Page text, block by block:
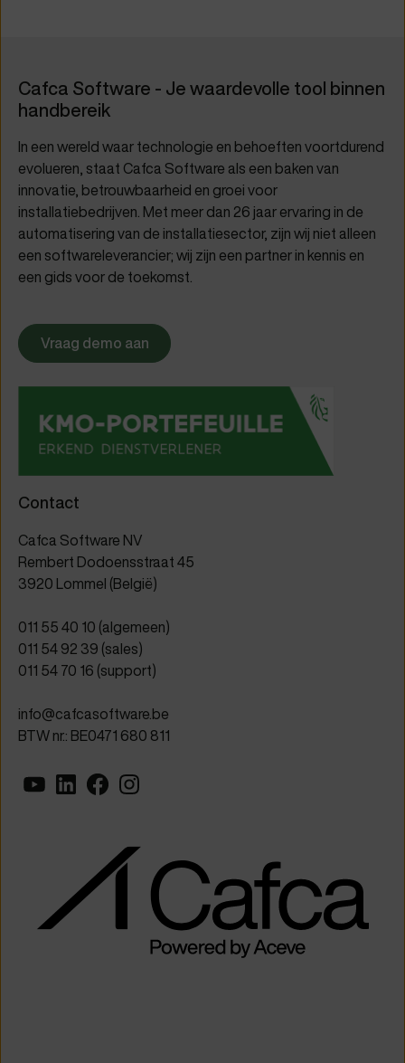
Cafca Software - Je waardevolle tool binnen
handbereik
In een wereld waar technologie en behoeften voortdurend
evolueren, staat Cafca Software als een baken van
innovatie, betrouwbaarheid en groei voor
installatiebedrijven. Met meer dan 26 jaar ervaring in de
automatisering van de installatiesector, zijn wij niet alleen
een softwareleverancier; wij zijn een partner in kennis en
een gids voor de toekomst.
Vraag demo aan
Contact
Cafca Software NV
Rembert Dodoensstraat 45
3920 Lommel (België)
011 55 40 10 (algemeen)
011 54 92 39 (sales)
011 54 70 16 (support)
info@cafcasoftware.be
BTW nr.: BE0471 680 811